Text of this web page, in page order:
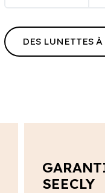
DES LUNETTES
SEECLY